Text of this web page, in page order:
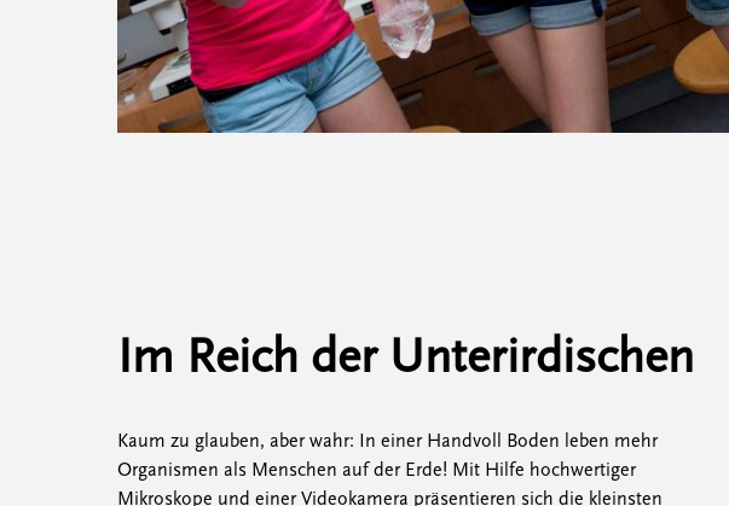
Im Reich der Unterirdischen
Kaum zu glauben, aber wahr: In einer Handvoll Boden leben mehr
Organismen als Menschen auf der Erde! Mit Hilfe hochwertiger
Mikroskope und einer Videokamera präsentieren sich die kleinsten